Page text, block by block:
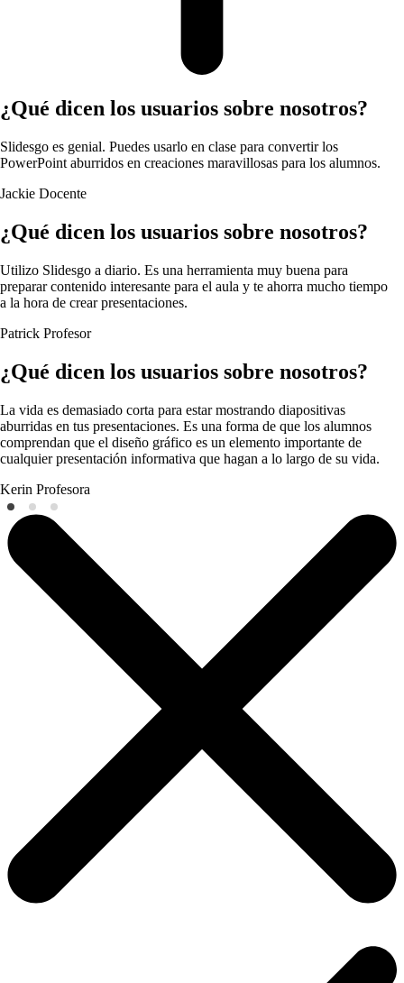
¿Qué dicen los usuarios sobre nosotros?
Slidesgo es genial. Puedes usarlo en clase para convertir los
PowerPoint aburridos en creaciones maravillosas para los alumnos.
Jackie Docente
¿Qué dicen los usuarios sobre nosotros?
Utilizo Slidesgo a diario. Es una herramienta muy buena para
preparar contenido interesante para el aula y te ahorra mucho tiempo
a la hora de crear presentaciones.
Patrick Profesor
¿Qué dicen los usuarios sobre nosotros?
La vida es demasiado corta para estar mostrando diapositivas
aburridas en tus presentaciones. Es una forma de que los alumnos
comprendan que el diseño gráfico es un elemento importante de
cualquier presentación informativa que hagan a lo largo de su vida.
Kerin Profesora